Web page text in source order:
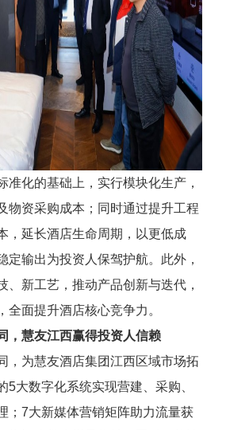
准化的基础上，实行模块化生产，
物资采购成本；同时通过提升工程
，延长酒店生命周期，以更低成
定输出为投资人保驾护航。此外，
、新工艺，推动产品创新与迭代，
全面提升酒店核心竞争力。
，慧友江西赢得投资人信赖
，为慧友酒店集团江西区域市场拓
5大数字化系统实现营建、采购、
；7大新媒体营销矩阵助力流量获